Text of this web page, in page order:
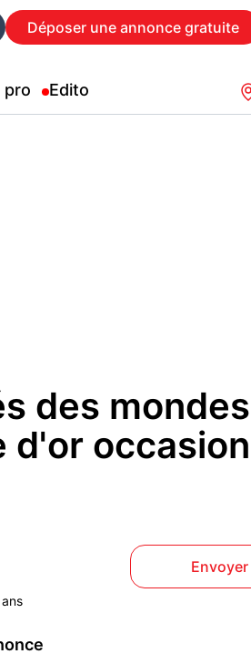
Déposer une annonce gratuite
pro Edito
des
d'or occasion